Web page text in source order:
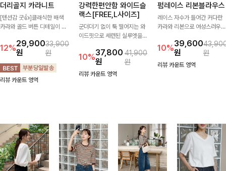
더리골지 카라니트
[텐션감 굿👍]클래식한 배색
카라와 골드 버튼 디테일이 세
입니다. 세로 골지 짜임이 슬림
한 실루엣을 연출해 단정하면
서도 여성스러운 무드를 완성
해드려요.
12%29,900
원
33,900
원
리뷰 카운트 영역
강력한편안함 와이드슬
랙스[FREE,L사이즈]
군더더기 없이 툭 떨어지는 와
이드핏으로 세련된 실루엣을
끔한 디자인과 롱한 기장감으
로 다리가 길어 보이고 뒷밴딩
으로 편안하기까지-
10%37,800
원
41,900
원
리뷰 카운트 영역
펌레이스 리본블라우스
레이스 자수가 들어간 커다란
카라와 리본으로 여성스러우면
껴지는 블라우스에요🤎
10%39,600
원
원
리뷰 카운트 영역